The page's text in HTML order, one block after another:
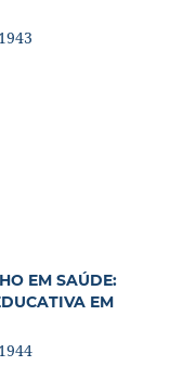
EM SAÚDE:
EM